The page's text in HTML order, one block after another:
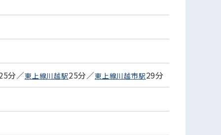
分／東上線川越駅25分／東上線川越市駅29分